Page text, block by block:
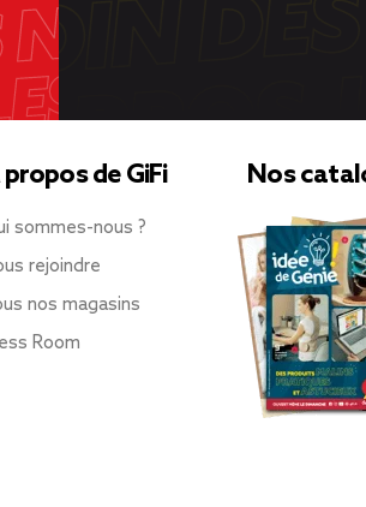
de GiFi
sommes-nous ?
rejoindre
nos magasins
Room
Nos